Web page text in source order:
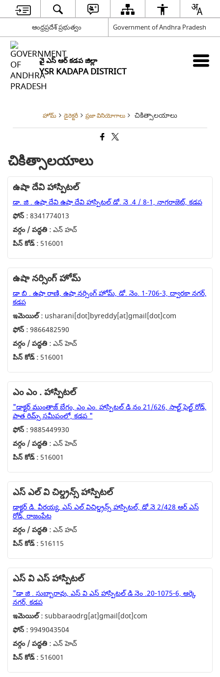
ఆంధ్రప్రదేశ్ ప్రభుత్వం Government of Andhra Pradesh
వై ఎస్ ఆర్ కడప జిల్లా
YSR KADAPA DISTRICT
హోమ్ డైరెక్టరీ ప్రజా వినియోగాలు చికిత్సాలయాలు
చికిత్సాలయాలు
ఉషా దేవి హాస్పిటల్
డా. జి . ఉషా దేవి ఉషా దేవి హాస్పిటల్ డో. నె .4 / 8-1, నాగరాజెట్, కడప
ఫోన్ :8341774013
వర్గం / పద్ధతి :ఎన్ హచ్
పిన్ కోడ్ :516001
ఉషా నర్సింగ్ హోమ్
డా బి . ఉషా రాణి, ఉషా నర్సింగ్ హోమ్, డో. నెం. 1-706-3, ద్వారకా నగర్,
కడప
ఇమెయిల్ :usharani[dot]byreddy[at]gmail[dot]com
ఫోన్ :9866482590
వర్గం / పద్ధతి :ఎన్ హెచ్
పిన్ కోడ్ :516001
ఎం ఎం . హాస్పిటల్
"డాక్టర్ ముంతాజ్ బేగం, ఎం ఎం. హాస్పిటల్ డి నం 21/626, సాల్ట్ ఫెల్ట్ రోడ్,
పాత రిమ్స్ సమీపంలో, కడప "
ఫోన్ :9885449930
వర్గం / పద్ధతి :ఎన్ హెచ్
పిన్ కోడ్ :516001
ఎస్ ఎల్ వి చిల్డ్రన్స్ హాస్పిటల్
డాక్టర్ డి. వీరయ్య, ఎస్ ఎల్ విచిల్డ్రన్స్ హాస్పిటల్, డో.నె 2/428 ఆర్ ఎస్
రోడ్, రాజంపేట
వర్గం / పద్ధతి :ఎన్ హచ్
పిన్ కోడ్ :516115
ఎస్ వి ఎస్ హాస్పిటల్
"డా జి . సుబ్బారావు, ఎస్ వి ఎస్ హాస్పిటల్ డి నెం .20-1075-6, ఆర్కె
నగర్, కడప
ఇమెయిల్ :subbaraodrg[at]gmail[dot]com
ఫోన్ :9949043504
వర్గం / పద్ధతి :ఎన్ హెచ్
పిన్ కోడ్ :516001